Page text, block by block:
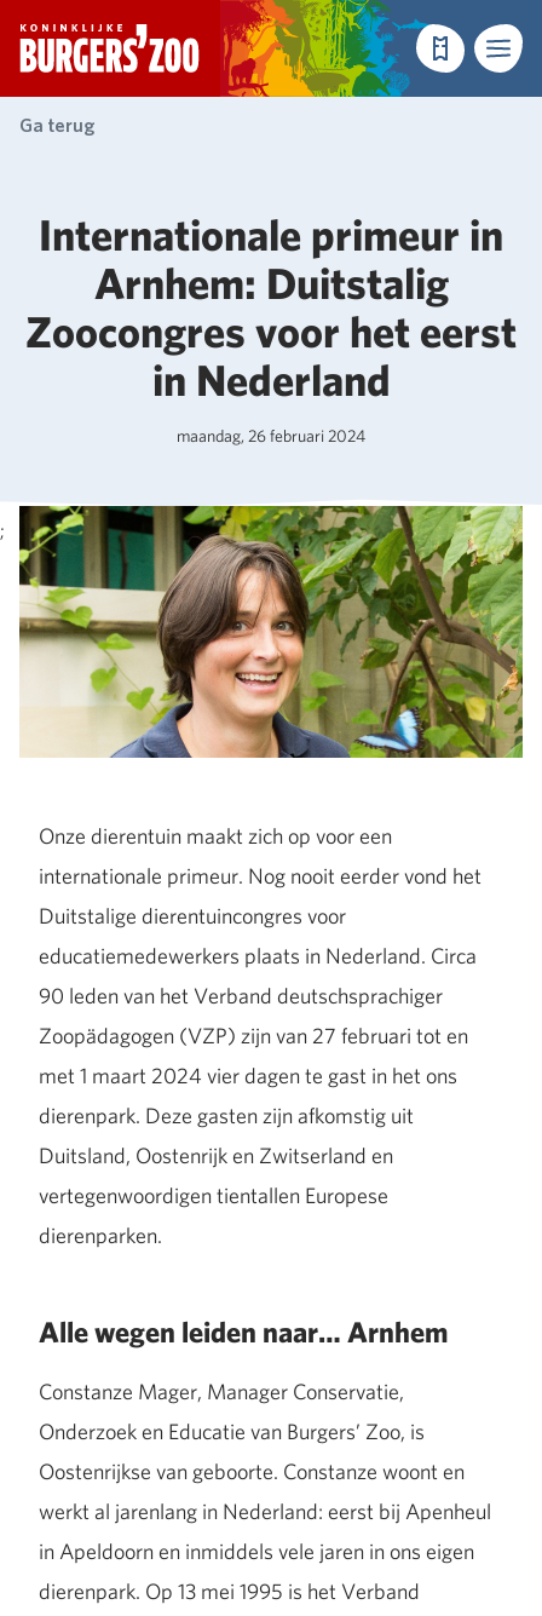
- Homepagina
TicketsMenu
Ga terug
;
Internationale primeur in
Arnhem: Duitstalig
Zoocongres voor het eerst
in Nederland
maandag, 26 februari 2024
Onze dierentuin maakt zich op voor een
internationale primeur. Nog nooit eerder vond het
Duitstalige dierentuincongres voor
educatiemedewerkers plaats in Nederland. Circa
90 leden van het Verband deutschsprachiger
Zoopädagogen (VZP) zijn van 27 februari tot en
met 1 maart 2024 vier dagen te gast in het ons
dierenpark. Deze gasten zijn afkomstig uit
Duitsland, Oostenrijk en Zwitserland en
vertegenwoordigen tientallen Europese
dierenparken.
Alle wegen leiden naar… Arnhem
Constanze Mager, Manager Conservatie,
Onderzoek en Educatie van Burgers’ Zoo, is
Oostenrijkse van geboorte. Constanze woont en
werkt al jarenlang in Nederland: eerst bij Apenheul
in Apeldoorn en inmiddels vele jaren in ons eigen
dierenpark. Op 13 mei 1995 is het Verband